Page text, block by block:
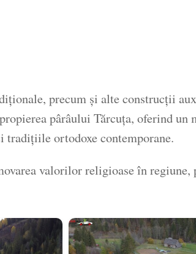
precum și alte construcții
pârâului Tărcuța, oferind un
ortodoxe contemporane.
valorilor religioase în regiune,